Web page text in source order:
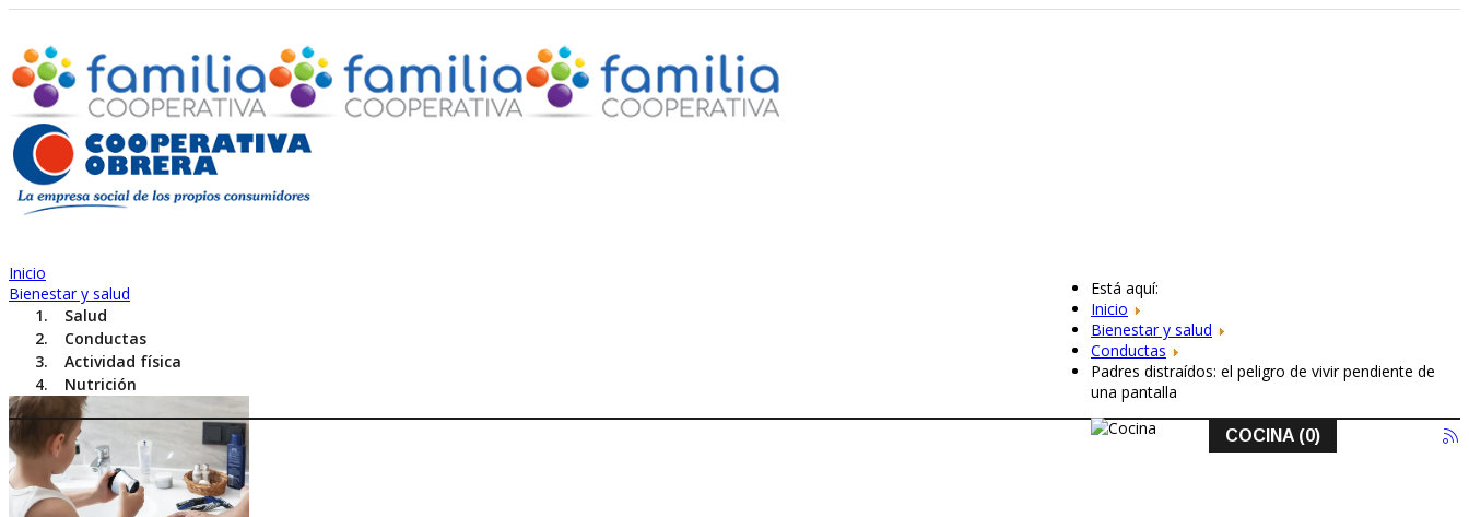
Inicio
Bienestar y salud
Salud
Conductas
Actividad física
Nutrición
Está aquí:
Inicio
Bienestar y salud
Conductas
Padres distraídos: el peligro de vivir pendiente de
una pantalla
COCINA (0)